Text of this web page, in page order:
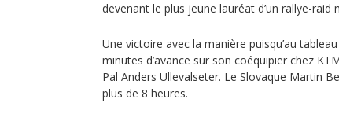
devenant le plus jeune lauréat d’un rallye-raid
Une victoire avec la manière puisqu’au
minutes d’avance sur son coéquipier chez
Pal Anders Ullevalseter. Le Slovaque Martin
plus de 8 heures.